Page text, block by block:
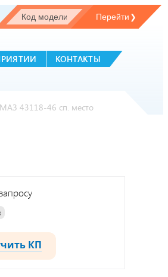
КОНТАКТЫ
43118-46 сп. место
КП